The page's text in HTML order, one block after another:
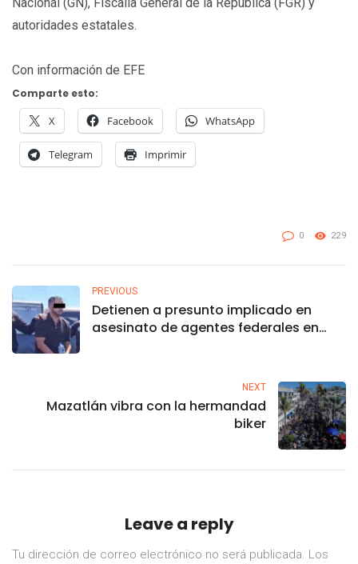
Nacional (GN), Fiscalía General de la República (FGR) y
autoridades estatales.
Con información de EFE
Comparte esto:
X Facebook WhatsApp
Telegram Imprimir
0 229
PREVIOUS
Detienen a presunto implicado en
asesinato de agentes federales en
NEXT
Mazatlán vibra con la hermandad
biker
Leave a reply
Tu dirección de correo electrónico no será publicada. Los